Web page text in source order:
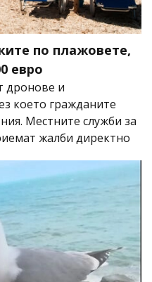
по плажовете,
евро
дронове и
което гражданите
Местните служби за
жалби директно